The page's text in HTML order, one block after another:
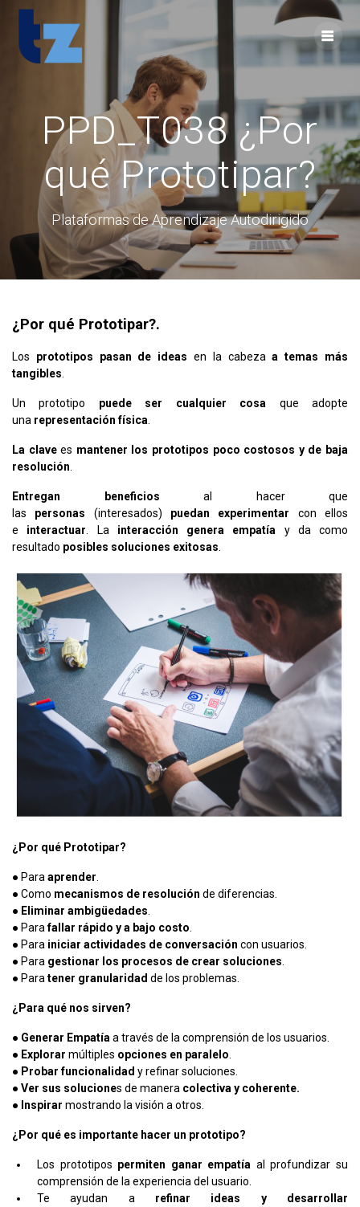
content
PPD_T038 ¿Por
qué Prototipar?
Plataformas de Aprendizaje Autodirigido
¿Por qué Prototipar?.
Los prototipos pasan de ideas en la cabezaa temas más
tangibles
Un prototipo puede ser cualquier cosa que adopte
una representación física
La clavees mantener los prototipos poco costosos y de baja
resolución
Entregan beneficios al hacer que
las personas (interesados) puedan experimentar con ellos
e interactuar . La interacción genera empatía y da como
resultado posibles soluciones exitosas
¿Por qué Prototipar?
● Para aprender
● Como mecanismos de resolución de diferencias.
● Eliminar ambigüedades
● Parafallar rápido y a bajo costo
● Para iniciar actividades de conversación con usuarios.
● Para gestionar los procesos de crear soluciones
● Para tener granularidad de los problemas.
¿Para qué nos sirven?
● Generar Empatía a través de la comprensión de los usuarios.
● Explorar múltiples opciones en paralelo
● Probar funcionalidad y refinar soluciones.
● Ver sus soluciones de manera colectiva y coherente.
● Inspirar mostrando la visión a otros.
¿Por qué es importante hacer un prototipo?
Los prototipos permiten ganar empatía al profundizar su
comprensión de la experiencia del usuario.
Te ayudan a refinar ideas y desarrollar